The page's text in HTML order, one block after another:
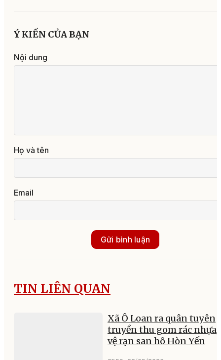
Ý KIẾN CỦA BẠN
Nội dung
Họ và tên
Email
Gửi bình luận
TIN LIÊN QUAN
Xã Ô Loan ra quân tuyên
truyền thu gom rác nhựa,
vệ rạn san hô Hòn Yến